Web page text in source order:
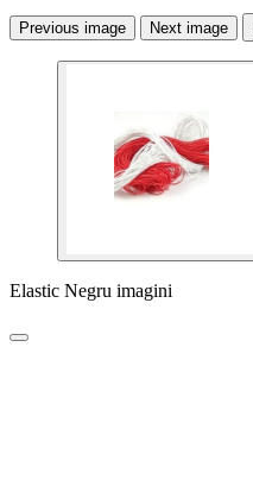
Previous image Next image
Elastic Negru imagini